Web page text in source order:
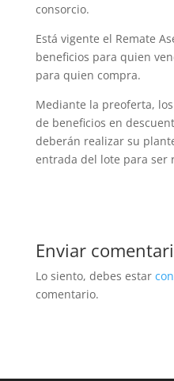
consorcio.
Está vigente el Remate
beneficios para quien
para quien compra.
Mediante la preoferta,
de beneficios en
deberán realizar su
entrada del lote para ser
Enviar
Lo siento, debes estar
comentario.